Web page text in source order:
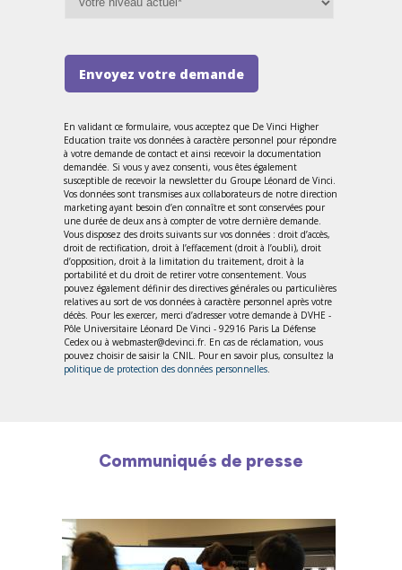
Envoyez votre demande
En validant ce formulaire, vous acceptez que De Vinci Higher
Education traite vos données à caractère personnel pour répondre
à votre demande de contact et ainsi recevoir la documentation
demandée. Si vous y avez consenti, vous êtes également
susceptible de recevoir la newsletter du Groupe Léonard de Vinci.
Vos données sont transmises aux collaborateurs de notre direction
marketing ayant besoin d’en connaître et sont conservées pour
une durée de deux ans à compter de votre dernière demande.
Vous disposez des droits suivants sur vos données : droit d’accès,
droit de rectification, droit à l’effacement (droit à l’oubli), droit
d’opposition, droit à la limitation du traitement, droit à la
portabilité et du droit de retirer votre consentement. Vous
pouvez également définir des directives générales ou particulières
relatives au sort de vos données à caractère personnel après votre
décès. Pour les exercer, merci d’adresser votre demande à DVHE -
Pôle Universitaire Léonard De Vinci - 92916 Paris La Défense
Cedex ou à webmaster@devinci.fr. En cas de réclamation, vous
pouvez choisir de saisir la CNIL. Pour en savoir plus, consultez la
politique de protection des données personnelles
Communiqués de presse